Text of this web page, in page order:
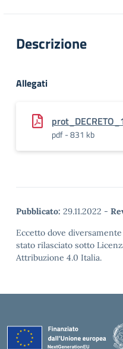
Descrizione
Allegati
pdf - 831 kb
Pubblicato: 29.11.2022 -
Eccetto dove
stato rilasciato sotto
Attribuzione 4.0 Italia.